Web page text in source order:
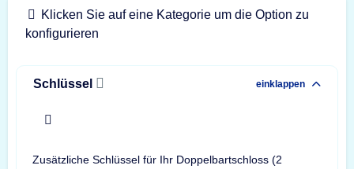
Klicken Sie auf eine Kategorie um die Option zu
konfigurieren
Schlüssel einklappen
Zusätzliche Schlüssel für Ihr Doppelbartschloss (2